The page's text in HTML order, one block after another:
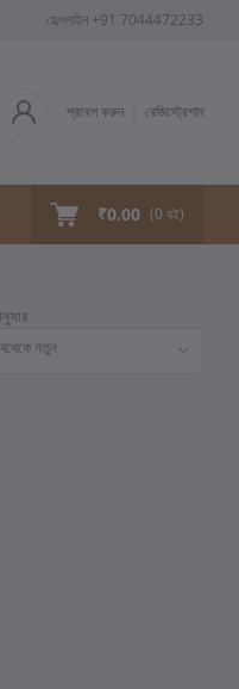
হেল্পলাইন +91 7044472233
প্রবেশ করুন রেজিস্ট্রেশান
₹0.00 (0 বই)
নতুন